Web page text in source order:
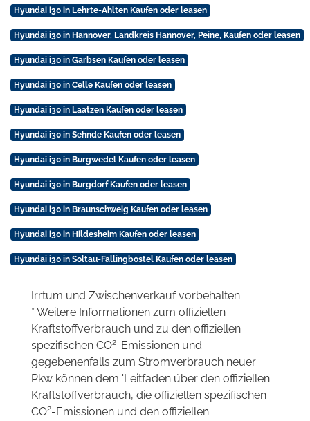
Hyundai i30 in Lehrte-Ahlten Kaufen oder leasen
Hyundai i30 in Hannover, Landkreis Hannover, Peine, Kaufen oder leasen
Hyundai i30 in Garbsen Kaufen oder leasen
Hyundai i30 in Celle Kaufen oder leasen
Hyundai i30 in Laatzen Kaufen oder leasen
Hyundai i30 in Sehnde Kaufen oder leasen
Hyundai i30 in Burgwedel Kaufen oder leasen
Hyundai i30 in Burgdorf Kaufen oder leasen
Hyundai i30 in Braunschweig Kaufen oder leasen
Hyundai i30 in Hildesheim Kaufen oder leasen
Hyundai i30 in Soltau-Fallingbostel Kaufen oder leasen
Irrtum und Zwischenverkauf vorbehalten.
* Weitere Informationen zum offiziellen
Kraftstoffverbrauch und zu den offiziellen
spezifischen CO2-Emissionen und
gegebenenfalls zum Stromverbrauch neuer
Pkw können dem 'Leitfaden über den offiziellen
Kraftstoffverbrauch, die offiziellen spezifischen
CO2-Emissionen und den offiziellen